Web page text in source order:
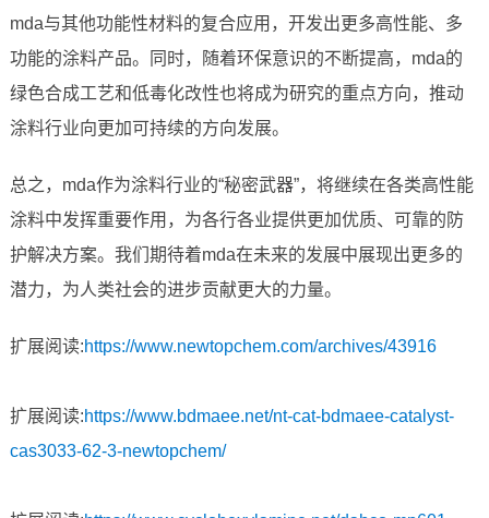
mda与其他功能性材料的复合应用，开发出更多高性能、多
功能的涂料产品。同时，随着环保意识的不断提高，mda的
绿色合成工艺和低毒化改性也将成为研究的重点方向，推动
涂料行业向更加可持续的方向发展。
总之，mda作为涂料行业的“秘密武器”，将继续在各类高性能
涂料中发挥重要作用，为各行各业提供更加优质、可靠的防
护解决方案。我们期待着mda在未来的发展中展现出更多的
潜力，为人类社会的进步贡献更大的力量。
扩展阅读:https://www.newtopchem.com/archives/43916
扩展阅读:https://www.bdmaee.net/nt-cat-bdmaee-catalyst-
cas3033-62-3-newtopchem/